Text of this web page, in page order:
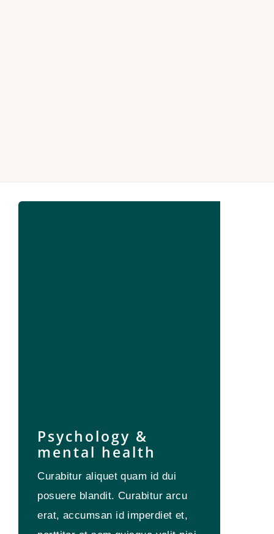
Psychology &
mental health
Curabitur aliquet quam id dui
posuere blandit. Curabitur arcu
erat, accumsan id imperdiet et,